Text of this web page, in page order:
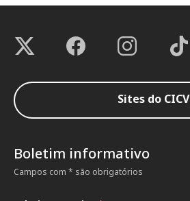
Sites do CICV
Boletim informativo
Campos com * são obrigatórios